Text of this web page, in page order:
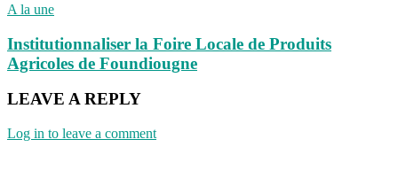
A la une
Institutionnaliser la Foire Locale de Produits
Agricoles de Foundiougne
LEAVE A REPLY
Log in to leave a comment